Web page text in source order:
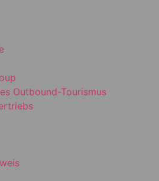
Outbound-Tourismus